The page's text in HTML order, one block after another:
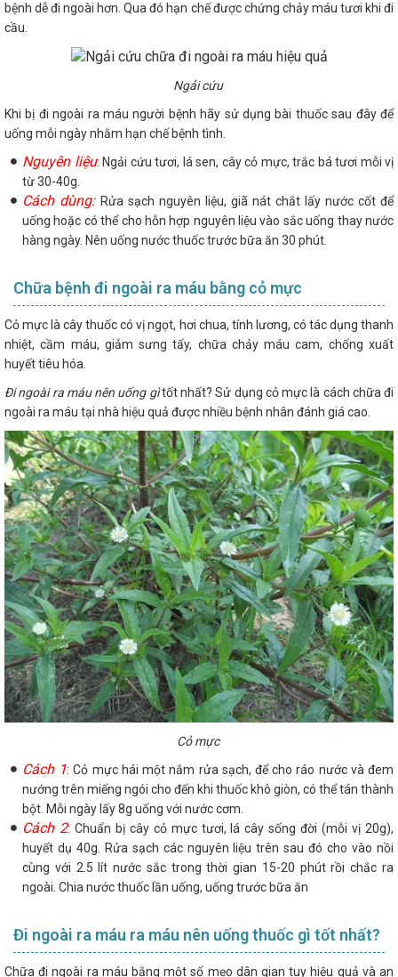
bệnh dễ đi ngoài hơn. Qua đó hạn chế được chứng chảy máu tươi khi đi
cầu.
Ngải cứu
Khi bị đi ngoài ra máu người bệnh hãy sử dụng bài thuốc sau đây để
uống mỗi ngày nhằm hạn chế bệnh tình.
Nguyên liệu: Ngải cứu tươi, lá sen, cây cỏ mực, trắc bá tươi mỗi vị
từ 30-40g.
Cách dùng: Rửa sạch nguyên liệu, giã nát chắt lấy nước cốt để
uống hoặc có thể cho hỗn hợp nguyên liệu vào sắc uống thay nước
hàng ngày. Nên uống nước thuốc trước bữa ăn 30 phút.
Chữa bệnh đi ngoài ra máu bằng cỏ mực
Cỏ mực là cây thuốc có vị ngọt, hơi chua, tính lương, có tác dụng thanh
nhiệt, cầm máu, giảm sưng tấy, chữa chảy máu cam, chống xuất
huyết tiêu hóa.
Đi ngoài ra máu nên uống gìtốt nhất? Sử dụng cỏ mực là cách chữa đi
ngoài ra máu tại nhà hiệu quả được nhiều bệnh nhân đánh giá cao.
Cỏ mực
Cách 1: Cỏ mực hái một nắm rửa sạch, để cho ráo nước và đem
nướng trên miếng ngói cho đến khi thuốc khô giòn, có thể tán thành
bột. Mỗi ngày lấy 8g uống với nước cơm.
Cách 2: Chuẩn bị cây cỏ mực tươi, lá cây sống đời (mỗi vị 20g),
huyết dụ 40g. Rửa sạch các nguyên liệu trên sau đó cho vào nồi
cùng với 2.5 lít nước sắc trong thời gian 15-20 phút rồi chắc ra
ngoài. Chia nước thuốc lần uống, uống trước bữa ăn
Đi ngoài ra máu ra máu nên uống thuốc gì tốt nhất?
Chữa đi ngoài ra máu bằng một số mẹo dân gian tuy hiệu quả và an